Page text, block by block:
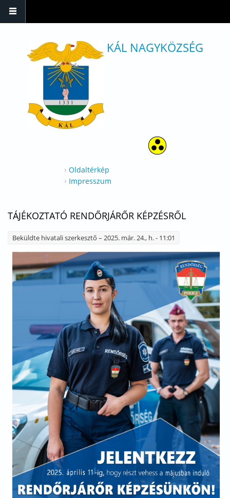
KÁL NAGYKÖZSÉG
Oldaltérkép
Impresszum
TÁJÉKOZTATÓ RENDŐRJÁRŐR KÉPZÉSRŐL
Beküldte hivatali szerkesztő – 2025. már. 24., h. - 11:01